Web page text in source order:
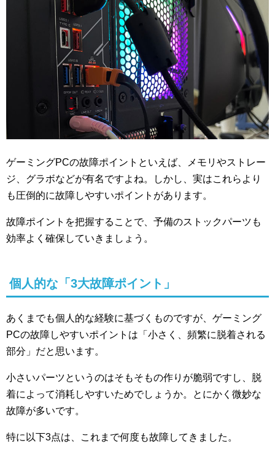
ゲーミングPCの故障ポイントといえば、メモリやストレー
ジ、グラボなどが有名ですよね。しかし、実はこれらより
も圧倒的に故障しやすいポイントがあります。
故障ポイントを把握することで、予備のストックパーツも
効率よく確保していきましょう。
個人的な「3大故障ポイント」
あくまでも個人的な経験に基づくものですが、ゲーミング
PCの故障しやすいポイントは「小さく、頻繁に脱着される
部分」だと思います。
小さいパーツというのはそもそもの作りが脆弱ですし、脱
着によって消耗しやすいためでしょうか。とにかく微妙な
故障が多いです。
特に以下3点は、これまで何度も故障してきました。